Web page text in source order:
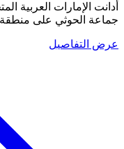
أدانت الإمارات العربية
جماعة الحوثي على منطقة
عرض التفاصيل